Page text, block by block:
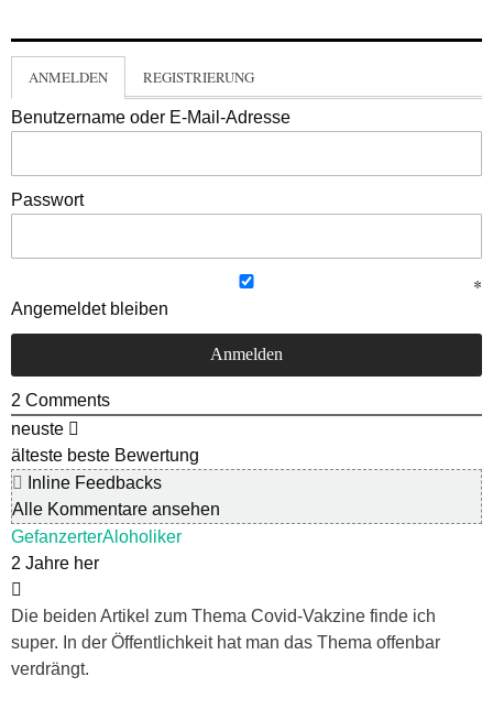
ANMELDEN REGISTRIERUNG
Benutzername oder E-Mail-Adresse
Passwort
Angemeldet bleiben
2 Comments
neuste
älteste beste Bewertung
Inline Feedbacks
Alle Kommentare ansehen
GefanzerterAloholiker
2 Jahre her
Die beiden Artikel zum Thema Covid-Vakzine finde ich
super. In der Öffentlichkeit hat man das Thema offenbar
verdrängt.